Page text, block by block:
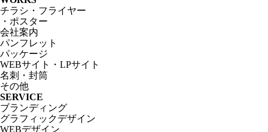
チラシ・フライヤー
・ポスター
会社案内
パンフレット
パッケージ
WEBサイト・LPサイト
名刺・封筒
その他
SERVICE
ブランディング
グラフィックデザイン
WEBデザイン